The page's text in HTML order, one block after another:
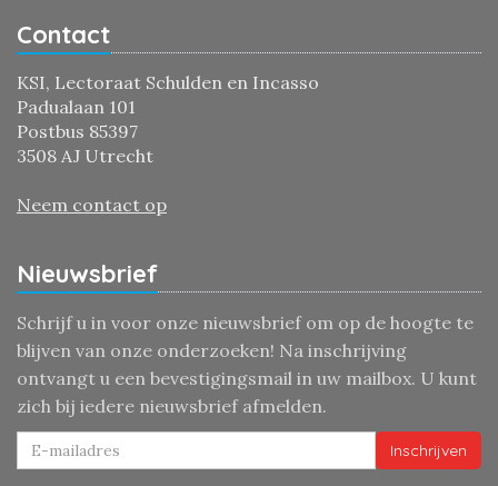
Contact
KSI, Lectoraat Schulden en Incasso
Padualaan 101
Postbus 85397
3508 AJ Utrecht
Neem contact op
Nieuwsbrief
Schrijf u in voor onze nieuwsbrief om op de hoogte te
blijven van onze onderzoeken! Na inschrijving
ontvangt u een bevestigingsmail in uw mailbox. U kunt
zich bij iedere nieuwsbrief afmelden.
Inschrijven